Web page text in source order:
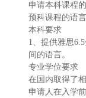
申请本科课程
预科课程的语
本科要求
1、提供雅思
间的语言。
专业学位要求
在国内取得了
申请人在入学